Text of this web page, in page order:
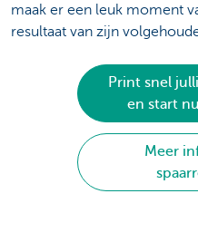
maak er een leuk moment
resultaat van zijn
Print snel
en start
Meer